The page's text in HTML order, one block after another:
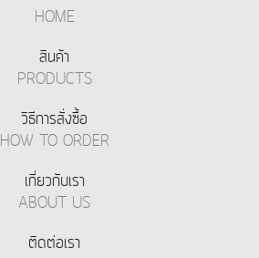
HOME
สินค้า
PRODUCTS
วิธีการสั่งซื้อ
HOW TO ORDER
เกี่ยวกับเรา
ABOUT US
ติดต่อเรา